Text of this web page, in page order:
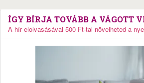
ÍGY BÍRJA TOVÁBB A VÁGOTT
A hír elolvasásával 500 Ft-tal növelheted a